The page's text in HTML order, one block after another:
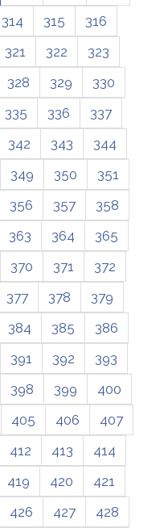
314 315
316
321 322
323
328 329
330
335 336
337
342 343
344
349 350
351
356 357
358
363 364
365
370 371
372
377 378
379
384 385
386
391 392
393
398 399
400
405 406
407
412 413
414
419 420
421
426 427 428